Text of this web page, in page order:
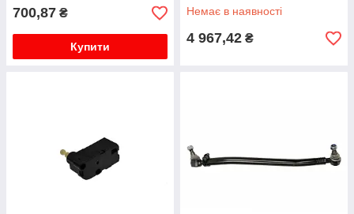
700,87 ₴
Купити
Немає в наявності
4 967,42 ₴